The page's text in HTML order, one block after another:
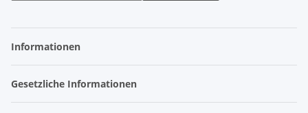
Informationen
Gesetzliche Informationen